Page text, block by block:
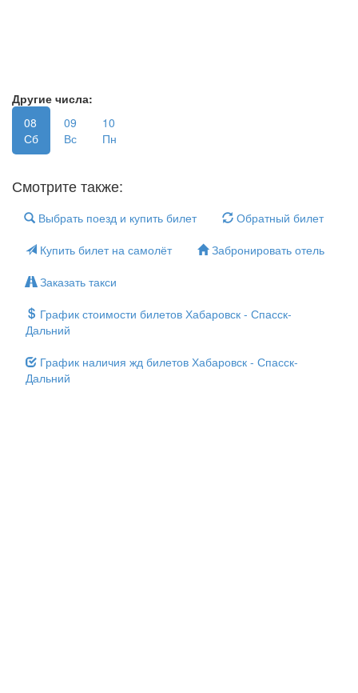
Другие числа:
08
Сб
09
Вс
10
Пн
Смотрите также:
Выбрать поезд и купить билет
Обратный билет
Купить билет на самолёт
Забронировать отель
Заказать такси
График стоимости билетов Хабаровск - Спасск-
Дальний
График наличия жд билетов Хабаровск - Спасск-
Дальний